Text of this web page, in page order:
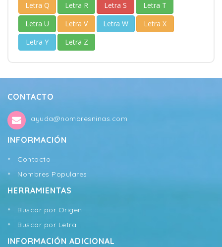
Letra Q
Letra R Letra S
Letra T
Letra U
Letra V Letra W
Letra X
Letra Y
Letra Z
CONTACTO
ayuda@nombresninas.com
INFORMACIÓN
Contacto
Nombres Populares
HERRAMIENTAS
Buscar por Origen
Buscar por Letra
INFORMACIÓN ADICIONAL